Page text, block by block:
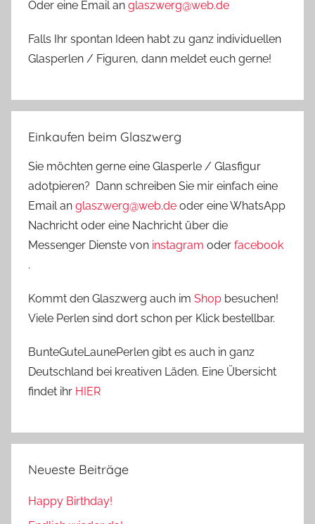
Oder eine Email an glaszwerg@web.de
Falls Ihr spontan Ideen habt zu ganz individuellen
Glasperlen / Figuren, dann meldet euch gerne!
Einkaufen beim Glaszwerg
Sie möchten gerne eine Glasperle / Glasfigur
adotpieren? Dann schreiben Sie mir einfach eine
Email an glaszwerg@web.de oder eine WhatsApp
Nachricht oder eine Nachricht über die
Messenger Dienste von instagram oder facebook
.
Kommt den Glaszwerg auch im Shop besuchen!
Viele Perlen sind dort schon per Klick bestellbar.
BunteGuteLaunePerlen gibt es auch in ganz
Deutschland bei kreativen Läden. Eine Übersicht
findet ihr HIER
Neueste Beiträge
Happy Birthday!